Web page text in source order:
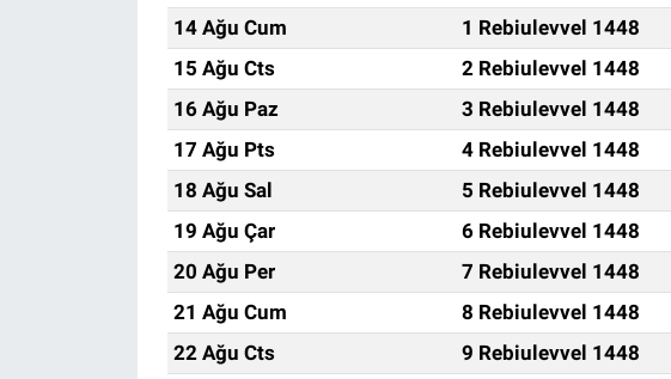
14 Ağu Cum
1 Rebiulevvel 1448
15 Ağu Cts
2 Rebiulevvel 1448
16 Ağu Paz
3 Rebiulevvel 1448
17 Ağu Pts
4 Rebiulevvel 1448
18 Ağu Sal
5 Rebiulevvel 1448
19 Ağu Çar
6 Rebiulevvel 1448
20 Ağu Per
7 Rebiulevvel 1448
21 Ağu Cum
8 Rebiulevvel 1448
22 Ağu Cts
9 Rebiulevvel 1448